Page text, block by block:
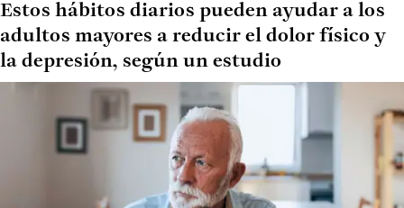
Estos hábitos diarios pueden ayudar a los
adultos mayores a reducir el dolor físico y
la depresión, según un estudio